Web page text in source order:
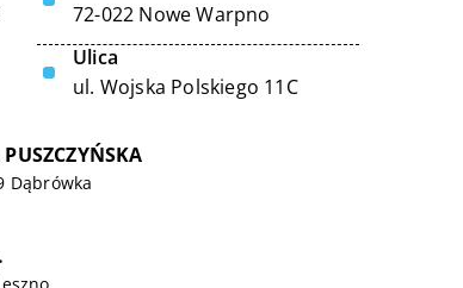
72-022 Nowe Warpno
Ulica
ul. Wojska Polskiego 11C
Dąbrówka